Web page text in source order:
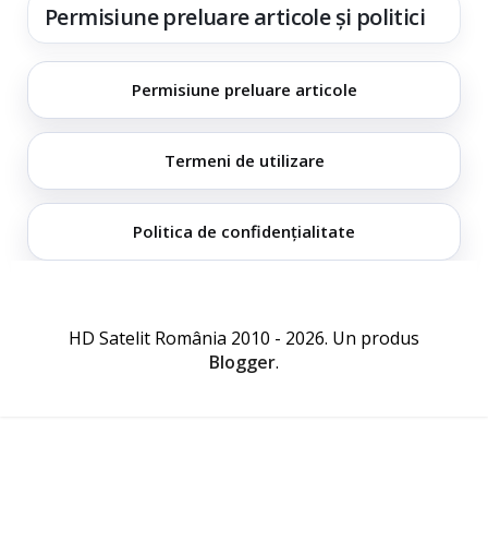
Permisiune preluare articole și politici
Permisiune preluare articole
Termeni de utilizare
Politica de confidențialitate
HD Satelit România 2010 - 2026. Un produs
Blogger.